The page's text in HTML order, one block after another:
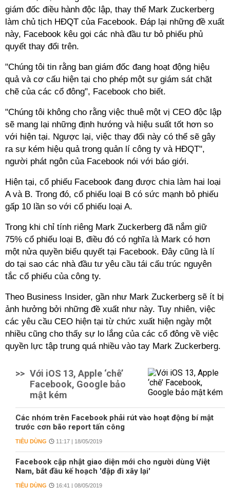
giám đốc điều hành độc lập, thay thế Mark Zuckerberg
làm chủ tịch HĐQT của Facebook. Đáp lại những đề xuất
này, Facebook kêu gọi các nhà đầu tư bỏ phiếu phủ
quyết thay đổi trên.
"Chúng tôi tin rằng ban giám đốc đang hoạt động hiệu
quả và cơ cấu hiện tại cho phép một sự giám sát chặt
chẽ của các cổ đông", Facebook cho biết.
"Chúng tôi không cho rằng việc thuê một vị CEO độc lập
sẽ mang lại những định hướng và hiệu suất tốt hơn so
với hiện tại. Ngược lại, việc thay đổi này có thể sẽ gây
ra sự kém hiệu quả trong quản lí công ty và HĐQT",
người phát ngôn của Facebook nói với báo giới.
Hiện tại, cổ phiếu Facebook đang được chia làm hai loại
A và B. Trong đó, cổ phiếu loại B có sức mạnh bỏ phiếu
gấp 10 lần so với cổ phiếu loại A.
Trong khi chỉ tính riêng Mark Zuckerberg đã nắm giữ
75% cổ phiếu loại B, điều đó có nghĩa là Mark có hơn
một nửa quyền biểu quyết tại Facebook. Đây cũng là lí
do tại sao các nhà đầu tư yêu cầu tái cấu trúc nguyên
tắc cổ phiếu của công ty.
Theo Business Insider, gần như Mark Zuckerberg sẽ ít bị
ảnh hưởng bởi những đề xuất như này. Tuy nhiên, việc
các yêu cầu CEO hiện tại từ chức xuất hiện ngày một
nhiều cũng cho thấy sự lo lắng của các cổ đông về việc
quyền lực tập trung quá nhiều vào tay Mark Zuckerberg.
>> Với iOS 13, Apple ‘chê’
Facebook, Google bảo
mật kém
Các nhóm trên Facebook phải rút vào hoạt động bí mật
trước cơn bão report tấn công
TIÊU DÙNG 11:17 | 18/05/2019
Facebook cập nhật giao diện mới cho người dùng Việt
Nam, bắt đầu kế hoạch 'đập đi xây lại'
TIÊU DÙNG 16:41 | 08/05/2019